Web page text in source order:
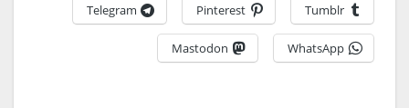
Tumblr
Pinterest
Telegram
WhatsApp
Mastodon